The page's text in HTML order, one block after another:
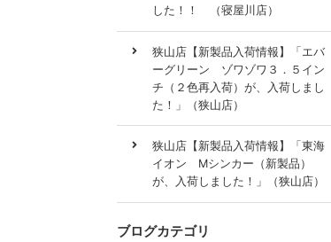
した！！ （寝屋川店）
狭山店【新製品入荷情報】「エバ
ーグリーン ゾワゾワ３．５イン
チ（２色再入荷）が、入荷しまし
た！」（狭山店）
狭山店【新製品入荷情報】「東海
イオン Mシンカー（新製品）
が、入荷しました！」（狭山店）
ブログカテゴリ